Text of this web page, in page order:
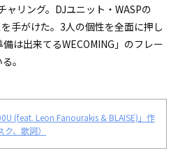
ャリング。DJユニット・WASPの
手がけた。3人の個性を全面に押し
備は出来てるWECOMING 」のフレー
。
(feat. Leon Fanourakis & BLAISE)」作
、歌詞）